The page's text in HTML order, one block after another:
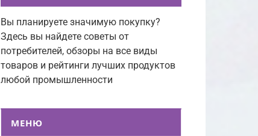
Вы планируете значимую покупку?
Здесь вы найдете советы от
потребителей, обзоры на все виды
товаров и рейтинги лучших продуктов
любой промышленности
МЕНЮ